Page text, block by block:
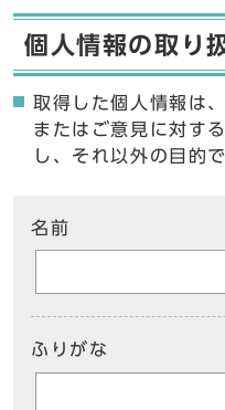
個人情報の取り
取得した個人情報は
またはご意見に対す
し、それ以外の目的
名前
ふりがな